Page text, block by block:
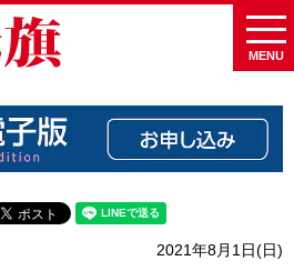
MENU
2021年8月1日(日)